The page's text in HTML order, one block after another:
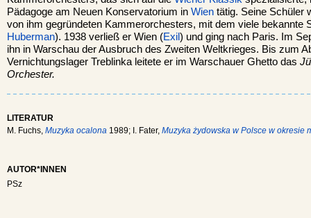
Pädagoge am Neuen Konservatorium in Wien tätig. Seine Schüler
von ihm gegründeten Kammerorchesters, mit dem viele bekannte
Huberman). 1938 verließ er Wien (Exil) und ging nach Paris. Im
ihn in Warschau der Ausbruch des Zweiten Weltkrieges. Bis zum
Vernichtungslager Treblinka leitete er im Warschauer Ghetto das
Orchester.
LITERATUR
M. Fuchs, Muzyka ocalona 1989; I. Fater, Muzyka żydowska w Polsce w okresie
AUTOR*INNEN
PSz